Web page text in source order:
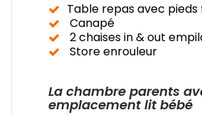
Table repas avec pieds
Canapé
2 chaises in & out
Store enrouleur
La chambre parents
emplacement lit bébé